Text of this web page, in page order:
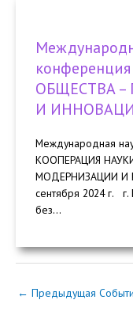
ОБЩЕСТВА
И
Международная
КООПЕРАЦИЯ
МОДЕРНИЗАЦИИ
сентября 2024 г.
без...
← Предыдущая